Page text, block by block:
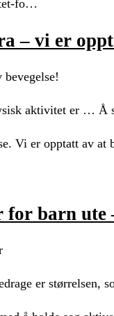
fo…
– vi er
aktivitet er … Å
Vi er opptatt av at
for barn ute
er størrelsen,